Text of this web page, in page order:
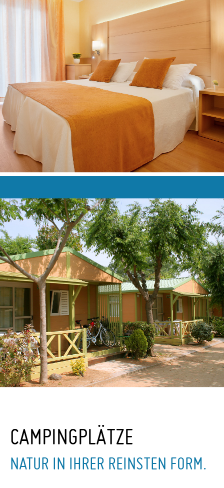
CAMPINGPLÄTZE
NATUR IN IHRER REINSTEN FORM.